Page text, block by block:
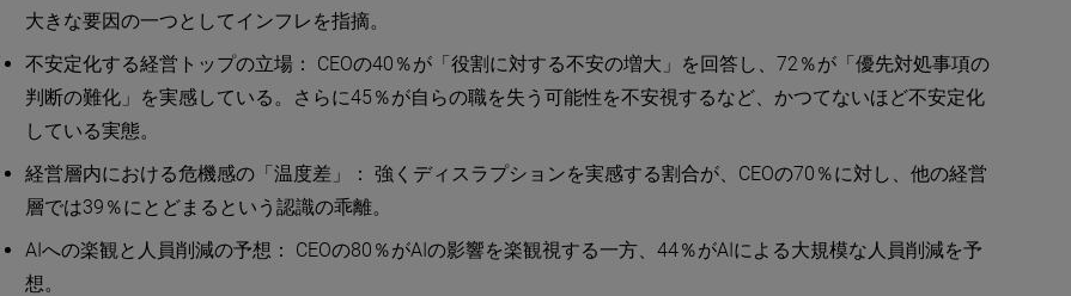
大きな要因の一つとしてインフレを指摘。
不安定化する経営トップの立場： CEOの40％が「役割に対する不安の増大」を回答し、72％が「優先対処事項の
判断の難化」を実感している。さらに45％が自らの職を失う可能性を不安視するなど、かつてないほど不安定化
している実態。
経営層内における危機感の「温度差」： 強くディスラプションを実感する割合が、CEOの70％に対し、他の経営
層では39％にとどまるという認識の乖離。
AIへの楽観と人員削減の予想： CEOの80％がAIの影響を楽観視する一方、44％がAIによる大規模な人員削減を予
想。